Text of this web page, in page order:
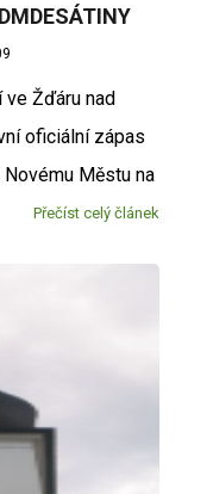
Žďáru nad
oficiální zápas
Městu na
Přečíst celý článek